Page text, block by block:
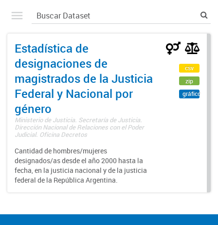
Estadística de
designaciones de
magistrados de la Justicia
Federal y Nacional por
género
Ministerio de Justicia. Secretaría de Justicia.
Dirección Nacional de Relaciones con el Poder
Judicial. Oficina Decretos
Cantidad de hombres/mujeres
designados/as desde el año 2000 hasta la
fecha, en la justicia nacional y de la justicia
federal de la República Argentina.
csv
zip
gráfico